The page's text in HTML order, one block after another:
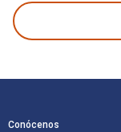
Conócenos